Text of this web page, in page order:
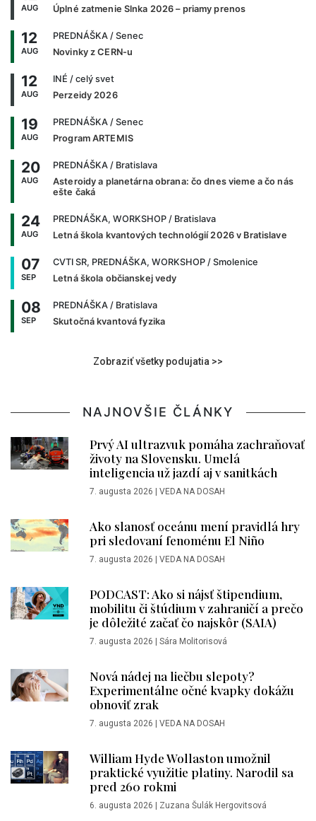
AUG
Úplné zatmenie Slnka 2026 – priamy prenos
12
AUG
PREDNÁŠKA / Senec
Novinky z CERN-u
12
AUG
INÉ / celý svet
Perzeidy 2026
19
AUG
PREDNÁŠKA / Senec
Program ARTEMIS
20
AUG
PREDNÁŠKA / Bratislava
Asteroidy a planetárna obrana: čo dnes vieme a čo nás
ešte čaká
24
AUG
PREDNÁŠKA, WORKSHOP / Bratislava
Letná škola kvantových technológií 2026 v Bratislave
07
SEP
CVTI SR, PREDNÁŠKA, WORKSHOP / Smolenice
Letná škola občianskej vedy
08
SEP
PREDNÁŠKA / Bratislava
Skutočná kvantová fyzika
Zobraziť všetky podujatia >>
NAJNOVŠIE ČLÁNKY
Prvý AI ultrazvuk pomáha zachraňovať
životy na Slovensku. Umelá
inteligencia už jazdí aj v sanitkách
7. augusta 2026 | VEDA NA DOSAH
Ako slanosť oceánu mení pravidlá hry
pri sledovaní fenoménu El Niño
7. augusta 2026 | VEDA NA DOSAH
PODCAST: Ako si nájsť štipendium,
mobilitu či štúdium v zahraničí a prečo
je dôležité začať čo najskôr (SAIA)
7. augusta 2026 | Sára Molitorisová
Nová nádej na liečbu slepoty?
Experimentálne očné kvapky dokážu
obnoviť zrak
7. augusta 2026 | VEDA NA DOSAH
William Hyde Wollaston umožnil
praktické využitie platiny. Narodil sa
pred 260 rokmi
6. augusta 2026 | Zuzana Šulák Hergovitsová